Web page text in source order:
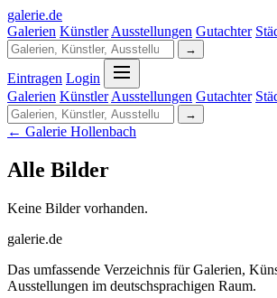
galerie.de
Galerien Künstler Ausstellungen Gutachter
→
Eintragen Login
Galerien Künstler Ausstellungen Gutachter
→
← Galerie Hollenbach
Alle Bilder
Keine Bilder vorhanden.
galerie.de
Das umfassende Verzeichnis für Galerien,
Ausstellungen im deutschsprachigen Raum.